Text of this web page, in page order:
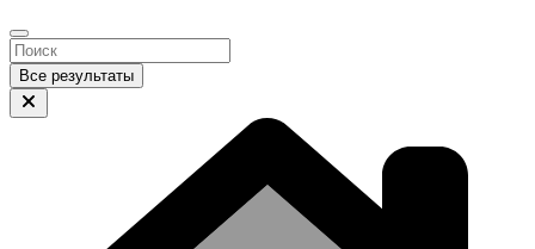
Все результаты